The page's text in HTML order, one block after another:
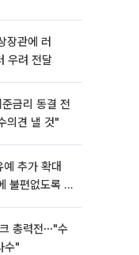
장관에 러
우려 전달
금리 동결 전
의견 낼 것"
추가 확대
불편없도록 노
총력전⋯"수
수"